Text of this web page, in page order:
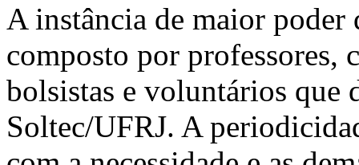
A instância de maior
composto por professores,
bolsistas e voluntários que
Soltec/UFRJ. A